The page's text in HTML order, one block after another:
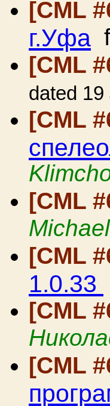
[CML
г.Уфа
[CML
dated 19
[CML
[CML
[CML
1.0.33
[CML
[CML